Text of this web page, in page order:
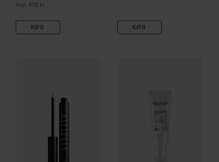
Vejl. 478 kr.
Vejledende pris 478 kr.
KØB KØB